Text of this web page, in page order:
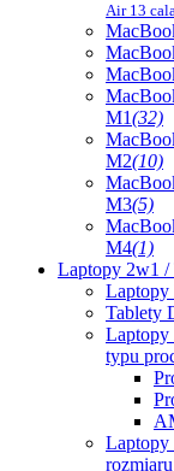
Air 13
M1(32)
M2(10)
M3(5)
M4(1)
Laptopy 2w1 /
Laptopy
Tablety
Laptopy
typu
Laptopy